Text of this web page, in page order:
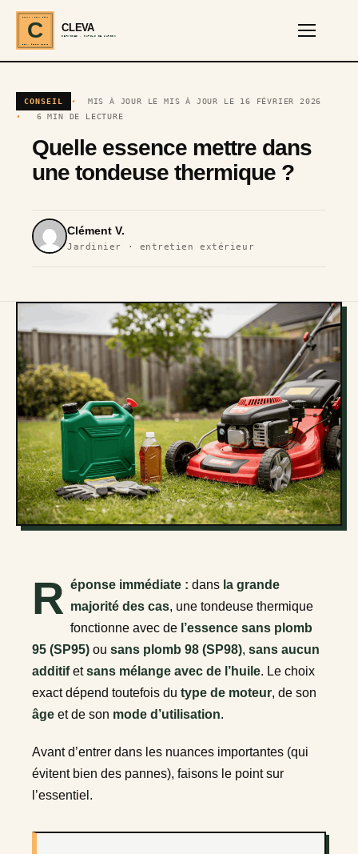
C
CLEVA · EST. 2024
REF · GARDEN TOOLS
CLEVA
SERVICES · OUTILS DE JARDIN
CONSEIL
MIS À JOUR LE MIS À JOUR LE 16 FÉVRIER 2026
6 MIN DE LECTURE
Quelle essence mettre dans
une tondeuse thermique ?
Clément V.
Jardinier · entretien extérieur
R éponse immédiate : dans la grande
majorité des cas, une tondeuse thermique
fonctionne avec de l’essence sans plomb
95 (SP95) ou sans plomb 98 (SP98), sans aucun
additifetsans mélange avec de l’huile. Le choix
exact dépend toutefois du type de moteur, de son
âge et de son mode d’utilisation.
Avant d’entrer dans les nuances importantes (qui
évitent bien des pannes), faisons le point sur
l’essentiel.